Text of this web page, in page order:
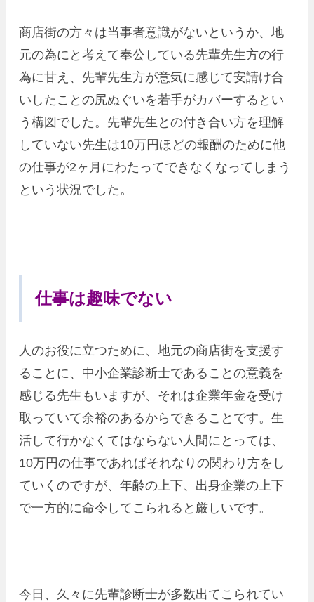
商店街の方々は当事者意識がないというか、地
元の為にと考えて奉公している先輩先生方の行
為に甘え、先輩先生方が意気に感じて安請け合
いしたことの尻ぬぐいを若手がカバーするとい
う構図でした。先輩先生との付き合い方を理解
していない先生は10万円ほどの報酬のために他
の仕事が2ヶ月にわたってできなくなってしまう
という状況でした。
仕事は趣味でない
人のお役に立つために、地元の商店街を支援す
ることに、中小企業診断士であることの意義を
感じる先生もいますが、それは企業年金を受け
取っていて余裕のあるからできることです。生
活して行かなくてはならない人間にとっては、
10万円の仕事であればそれなりの関わり方をし
ていくのですが、年齢の上下、出身企業の上下
で一方的に命令してこられると厳しいです。
今日、久々に先輩診断士が多数出てこられてい